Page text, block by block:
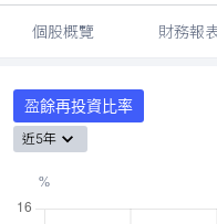
個股概覽 財務報
盈餘再投資比率
近5年